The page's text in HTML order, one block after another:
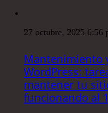
27 octubre, 2025 6:56
Mantenimiento
WordPress:
mantener tu
funcionando al